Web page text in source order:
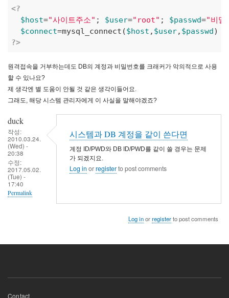
<?
$host="사이트주소" ; $user="root" ; $passwd="비밀
$connect=mysql_connect($host , $user, $passwd )
?>
원격접속을 거부하는데도 DB의 계정과 비밀번호를 크래커가 악의적으로 사용
할 수 있나요?
제 생각엔 별 도움이 안될 것 같은 생각이들어요.
그래도, 해당 시스템 관리자에게 이 사실을 말해야겠죠?
duck
작성:
2010.03.24.
(Wed) -
20:38
수정:
2017.05.02.
(Tue) -
17:40
Permalink
시스템과 DB 계정을 같이 쓴다면
계정 ID/PWD와 DB ID/PWD를 같이 쓸 경우는 문제
가 되겠지요.
Log in orregisterto post comments
Log inorregisterto post comments
Footer
Contact